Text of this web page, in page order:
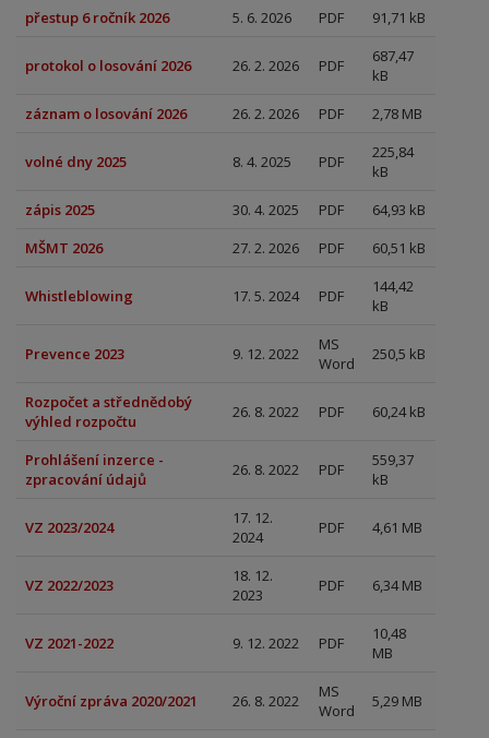
přestup 6 ročník 2026
5. 6. 2026 PDF 91,71 kB
protokol o losování 2026 26. 2. 2026 PDF
687,47
kB
záznam o losování 2026
26. 2. 2026 PDF 2,78 MB
volné dny 2025 8. 4. 2025 PDF
225,84
kB
zápis 2025
30. 4. 2025 PDF
64,93 kB
MŠMT 2026
27. 2. 2026 PDF 60,51 kB
Whistleblowing 17. 5. 2024 PDF
144,42
kB
Prevence 2023 9. 12. 2022
MS
Word
250,5 kB
Rozpočet a střednědobý
výhled rozpočtu
26. 8. 2022 PDF 60,24 kB
Prohlášení inzerce -
zpracování údajů
26. 8. 2022 PDF
559,37
kB
VZ 2023/2024
17. 12.
2024
PDF 4,61 MB
VZ 2022/2023
18. 12.
2023
PDF 6,34 MB
VZ 2021-2022 9. 12. 2022 PDF
10,48
MB
Výroční zpráva 2020/2021 26. 8. 2022
MS
Word
5,29 MB